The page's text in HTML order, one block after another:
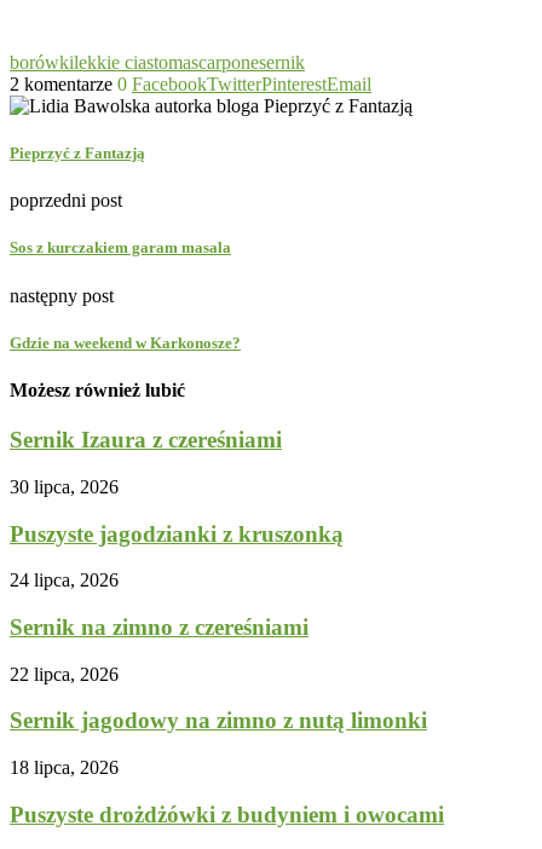
borówkilekkie ciastomascarponesernik
2 komentarze 0 FacebookTwitterPinterestEmail
Pieprzyć z Fantazją
poprzedni post
Sos z kurczakiem garam masala
następny post
Gdzie na weekend w Karkonosze?
Możesz również lubić
Sernik Izaura z czereśniami
30 lipca, 2026
Puszyste jagodzianki z kruszonką
24 lipca, 2026
Sernik na zimno z czereśniami
22 lipca, 2026
Sernik jagodowy na zimno z nutą limonki
18 lipca, 2026
Puszyste drożdżówki z budyniem i owocami